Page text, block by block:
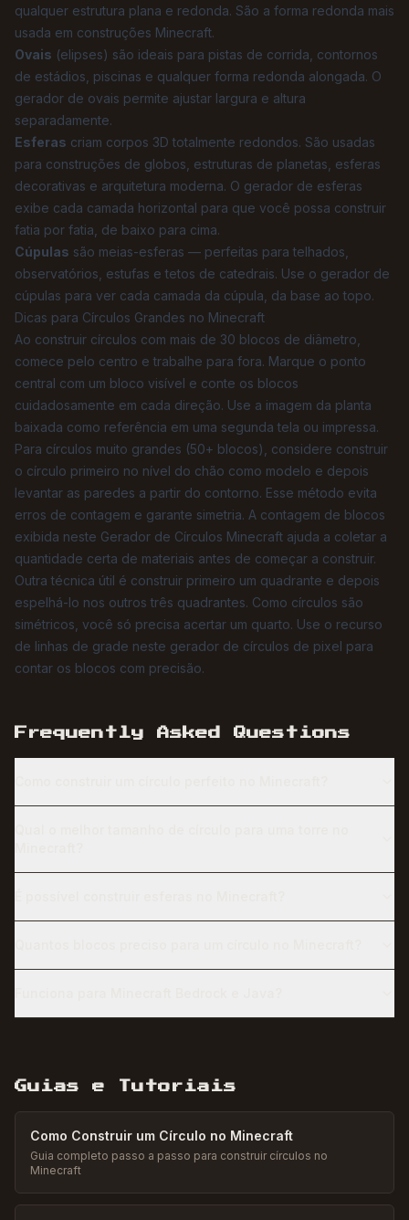
qualquer estrutura plana e redonda. São a forma redonda mais
usada em construções Minecraft.
Ovais (elipses) são ideais para pistas de corrida, contornos
de estádios, piscinas e qualquer forma redonda alongada. O
gerador de ovais permite ajustar largura e altura
separadamente.
Esferas criam corpos 3D totalmente redondos. São usadas
para construções de globos, estruturas de planetas, esferas
decorativas e arquitetura moderna. O gerador de esferas
exibe cada camada horizontal para que você possa construir
fatia por fatia, de baixo para cima.
Cúpulas são meias-esferas — perfeitas para telhados,
observatórios, estufas e tetos de catedrais. Use o gerador de
cúpulas para ver cada camada da cúpula, da base ao topo.
Dicas para Círculos Grandes no Minecraft
Ao construir círculos com mais de 30 blocos de diâmetro,
comece pelo centro e trabalhe para fora. Marque o ponto
central com um bloco visível e conte os blocos
cuidadosamente em cada direção. Use a imagem da planta
baixada como referência em uma segunda tela ou impressa.
Para círculos muito grandes (50+ blocos), considere construir
o círculo primeiro no nível do chão como modelo e depois
levantar as paredes a partir do contorno. Esse método evita
erros de contagem e garante simetria. A contagem de blocos
exibida neste Gerador de Círculos Minecraft ajuda a coletar a
quantidade certa de materiais antes de começar a construir.
Outra técnica útil é construir primeiro um quadrante e depois
espelhá-lo nos outros três quadrantes. Como círculos são
simétricos, você só precisa acertar um quarto. Use o recurso
de linhas de grade neste gerador de círculos de pixel para
contar os blocos com precisão.
Frequently Asked Questions
Guias e Tutoriais
Como Construir um Círculo no Minecraft
Guia completo passo a passo para construir círculos no
Minecraft